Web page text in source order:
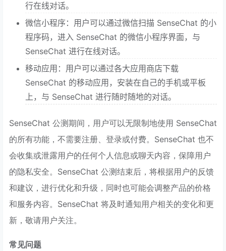
行在线对话。
微信小程序：用户可以通过微信扫描 SenseChat 的小
程序码，进入 SenseChat 的微信小程序界面，与
SenseChat 进行在线对话。
移动应用：用户可以通过各大应用商店下载
SenseChat 的移动应用，安装在自己的手机或平板
上，与 SenseChat 进行随时随地的对话。
SenseChat 公测期间，用户可以无限制地使用 SenseChat
的所有功能，不需要注册、登录或付费。SenseChat 也不
会收集或泄露用户的任何个人信息或聊天内容，保障用户
的隐私安全。SenseChat 公测结束后，将根据用户的反馈
和建议，进行优化和升级，同时也可能会调整产品的价格
和服务内容。SenseChat 将及时通知用户相关的变化和更
新，敬请用户关注。
常见问题